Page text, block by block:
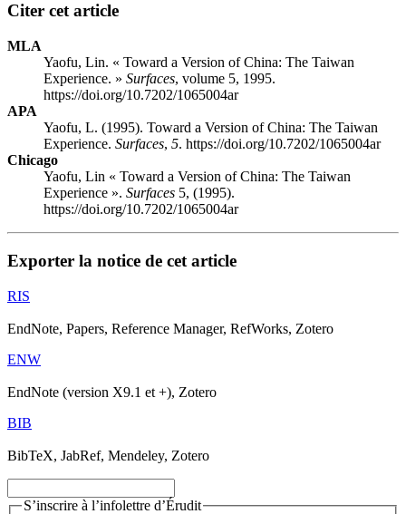
Citer cet article
MLA
Yaofu, Lin. « Toward a Version of China: The Taiwan
Experience. » Surfaces, volume 5, 1995.
https://doi.org/10.7202/1065004ar
APA
Yaofu, L. (1995). Toward a Version of China: The Taiwan
Experience. Surfaces, 5. https://doi.org/10.7202/1065004ar
Chicago
Yaofu, Lin « Toward a Version of China: The Taiwan
Experience ». Surfaces 5, (1995).
https://doi.org/10.7202/1065004ar
Exporter la notice de cet article
RIS
EndNote, Papers, Reference Manager, RefWorks, Zotero
ENW
EndNote (version X9.1 et +), Zotero
BIB
BibTeX, JabRef, Mendeley, Zotero
S’inscrire à l’infolettre d’Érudit